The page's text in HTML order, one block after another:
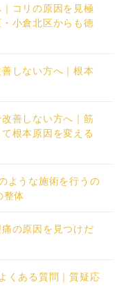
コリの原因を見極
小倉北区からも徳
しない方へ｜根本
善しない方へ｜筋
根本原因を変える
ような施術を行うの
整体
の原因を見つけだ
くある質問｜質疑応